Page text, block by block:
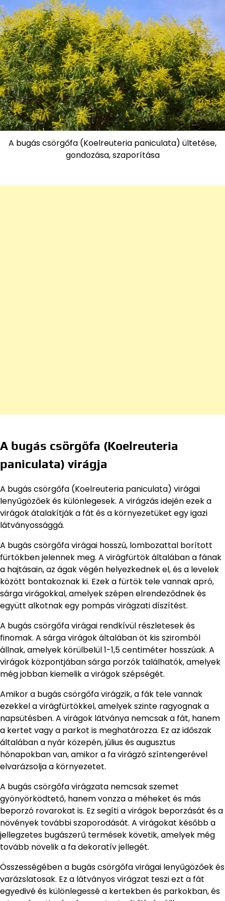
A bugás csörgőfa (Koelreuteria paniculata) ültetése,
gondozása, szaporítása
A bugás csörgőfa (Koelreuteria
paniculata) virágja
A bugás csörgőfa (Koelreuteria paniculata) virágai
lenyűgözőek és különlegesek. A virágzás idején ezek a
virágok átalakítják a fát és a környezetüket egy igazi
látványossággá.
A bugás csörgőfa virágai hosszú, lombozattal borított
fürtökben jelennek meg. A virágfürtök általában a fának
a hajtásain, az ágak végén helyezkednek el, és a levelek
között bontakoznak ki. Ezek a fürtök tele vannak apró,
sárga virágokkal, amelyek szépen elrendeződnek és
együtt alkotnak egy pompás virágzati díszítést.
A bugás csörgőfa virágai rendkívül részletesek és
finomak. A sárga virágok általában öt kis sziromból
állnak, amelyek körülbelül 1-1,5 centiméter hosszúak. A
virágok központjában sárga porzók találhatók, amelyek
még jobban kiemelik a virágok szépségét.
Amikor a bugás csörgőfa virágzik, a fák tele vannak
ezekkel a virágfürtökkel, amelyek szinte ragyognak a
napsütésben. A virágok látványa nemcsak a fát, hanem
a kertet vagy a parkot is meghatározza. Ez az időszak
általában a nyár közepén, július és augusztus
hónapokban van, amikor a fa virágzó színtengerével
elvarázsolja a környezetet.
A bugás csörgőfa virágzata nemcsak szemet
gyönyörködtető, hanem vonzza a méheket és más
beporzó rovarokat is. Ez segíti a virágok beporzását és a
növények további szaporodását. A virágokat később a
jellegzetes bugászerű termések követik, amelyek még
tovább növelik a fa dekoratív jellegét.
Összességében a bugás csörgőfa virágai lenyűgözőek és
varázslatosak. Ez a látványos virágzat teszi ezt a fát
egyedivé és különlegessé a kertekben és parkokban, és